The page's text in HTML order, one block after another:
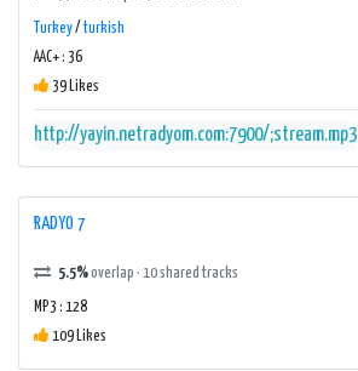
Turkey/ turkish
AAC+ : 36
39 Likes
http://yayin.netradyom.com:7900/;stream.mp3
RADYO 7
5.5%overlap · 10 shared tracks
MP3 : 128
109 Likes